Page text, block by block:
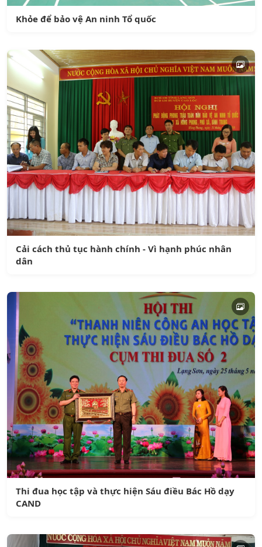
Khỏe để bảo vệ An ninh Tổ quốc
Cải cách thủ tục hành chính - Vì hạnh phúc nhân
dân
Thi đua học tập và thực hiện Sáu điều Bác Hồ dạy
CAND